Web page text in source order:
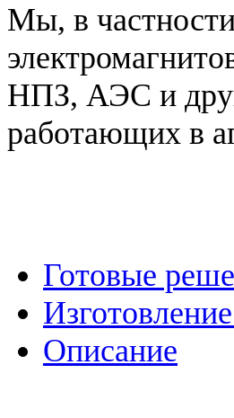
Мы, в
НПЗ, АЭС и
работающих в
Готовые
Описание